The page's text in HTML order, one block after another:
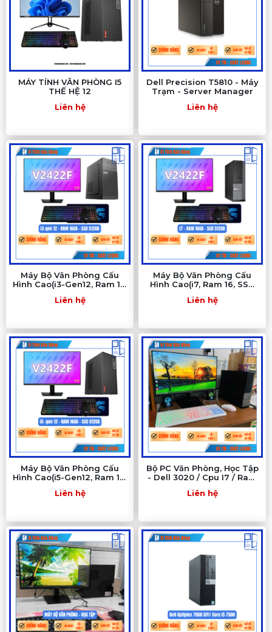
MÁY TÍNH VĂN PHÒNG I5
THẾ HỆ 12
Liên hệ
Dell Precision T5810 - Máy
Trạm - Server Manager
Liên hệ
Máy Bộ Văn Phòng Cấu
Hình Cao(i3-Gen12, Ram 16,
Liên hệ
Máy Bộ Văn Phòng Cấu
Hình Cao(i7, Ram 16, SSD
Liên hệ
Máy Bộ Văn Phòng Cấu
Hình Cao(i5-Gen12, Ram 16,
Liên hệ
Bộ PC Văn Phòng, Học Tập
- Dell 3020 / Cpu I7 / Ram
Liên hệ